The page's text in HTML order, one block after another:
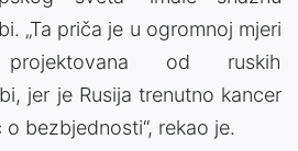
„Ta priča je u ogromnoj mjeri
od ruskih
jer je Rusija trenutno kancer
bezbjednosti“, rekao je.